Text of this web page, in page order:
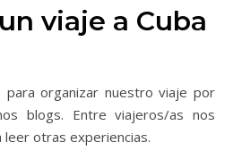
viaje a Cuba
para organizar nuestro viaje por
blogs. Entre viajeros/as nos
leer otras experiencias.